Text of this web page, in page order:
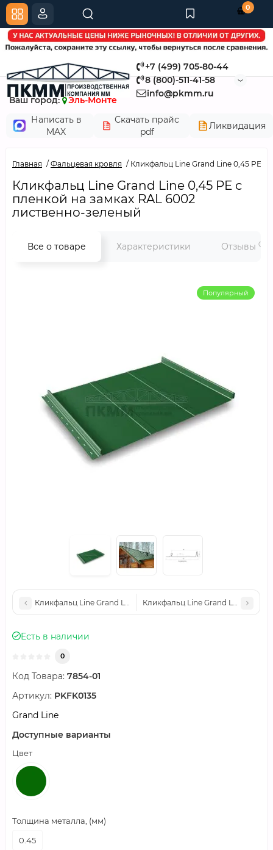
+7 (499) 705-80-44
8 (800)-511-41-58
info@pkmm.ru
Ваш город:
Эль-Монте
Написать в
MAX
Скачать прайс
pdf
Ликвидация
0
Главная Фальцевая кровля Кликфальц Line Grand Line 0,45 PE с
Кликфальц Line Grand Line 0,45 PE с
пленкой на замках RAL 6002
лиственно-зеленый
Все о товаре Характеристики Отзывы 0
Популярный
Кликфальц Line Grand Line 0,45 PE с пленкой на замках RR
Кликфальц Line Grand Line 0,45
Есть в наличии
0
Код Товара: 7854-01
Артикул: PKFK0135
Grand Line
Доступные варианты
Цвет
Толщина металла, (мм)
0.45